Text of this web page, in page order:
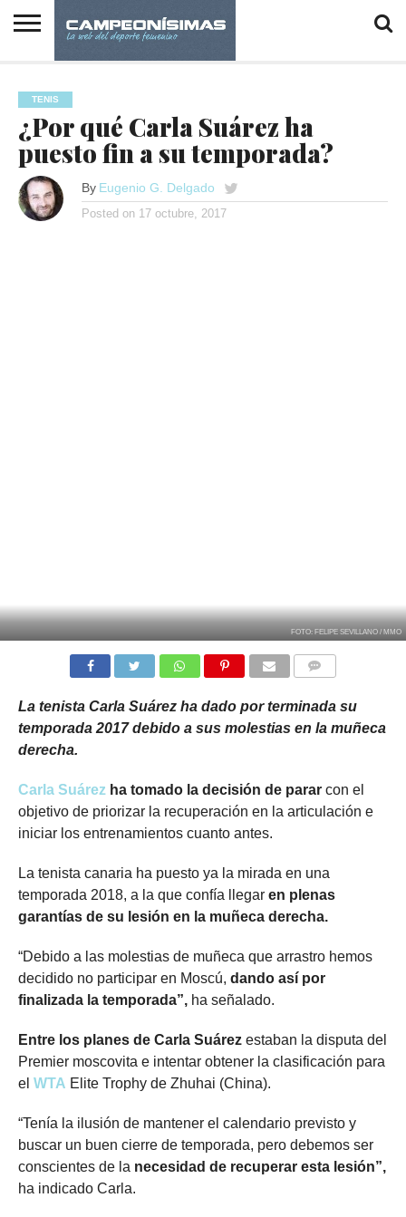
INICIO
Y DEPORTE
DESPACHOS
TENIS
¿Por qué Carla Suárez ha
puesto fin a su temporada?
By Eugenio G. Delgado
Posted on 17 octubre, 2017
FOTO: FELIPE SEVILLANO / MMO
La tenista Carla Suárez ha dado por terminada su
temporada 2017 debido a sus molestias en la muñeca
derecha.
Carla Suárezha tomado la decisión de pararcon el
objetivo de priorizar la recuperación en la articulación e
iniciar los entrenamientos cuanto antes.
La tenista canaria ha puesto ya la mirada en una
temporada 2018, a la que confía llegar en plenas
garantías de su lesión en la muñeca derecha.
“Debido a las molestias de muñeca que arrastro hemos
decidido no participar en Moscú, dando así por
finalizada la temporada”,ha señalado.
Entre los planes de Carla Suárezestaban la disputa del
Premier moscovita e intentar obtener la clasificación para
el WTA Elite Trophy de Zhuhai (China).
“Tenía la ilusión de mantener el calendario previsto y
buscar un buen cierre de temporada, pero debemos ser
conscientes de la necesidad de recuperar esta lesión”,
ha indicado Carla.